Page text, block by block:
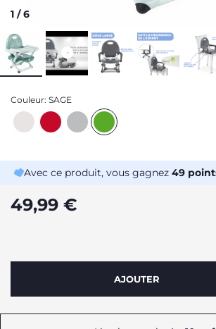
1 /6
Couleur: SAGE
Avec ce produit, vous gagnez 49
49,99 €
AJOUTER